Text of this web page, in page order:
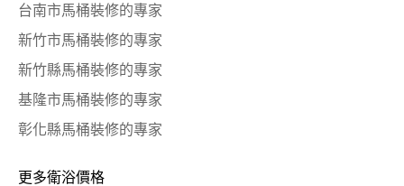
台南市馬桶裝修的專家
新竹市馬桶裝修的專家
新竹縣馬桶裝修的專家
基隆市馬桶裝修的專家
彰化縣馬桶裝修的專家
更多衛浴價格